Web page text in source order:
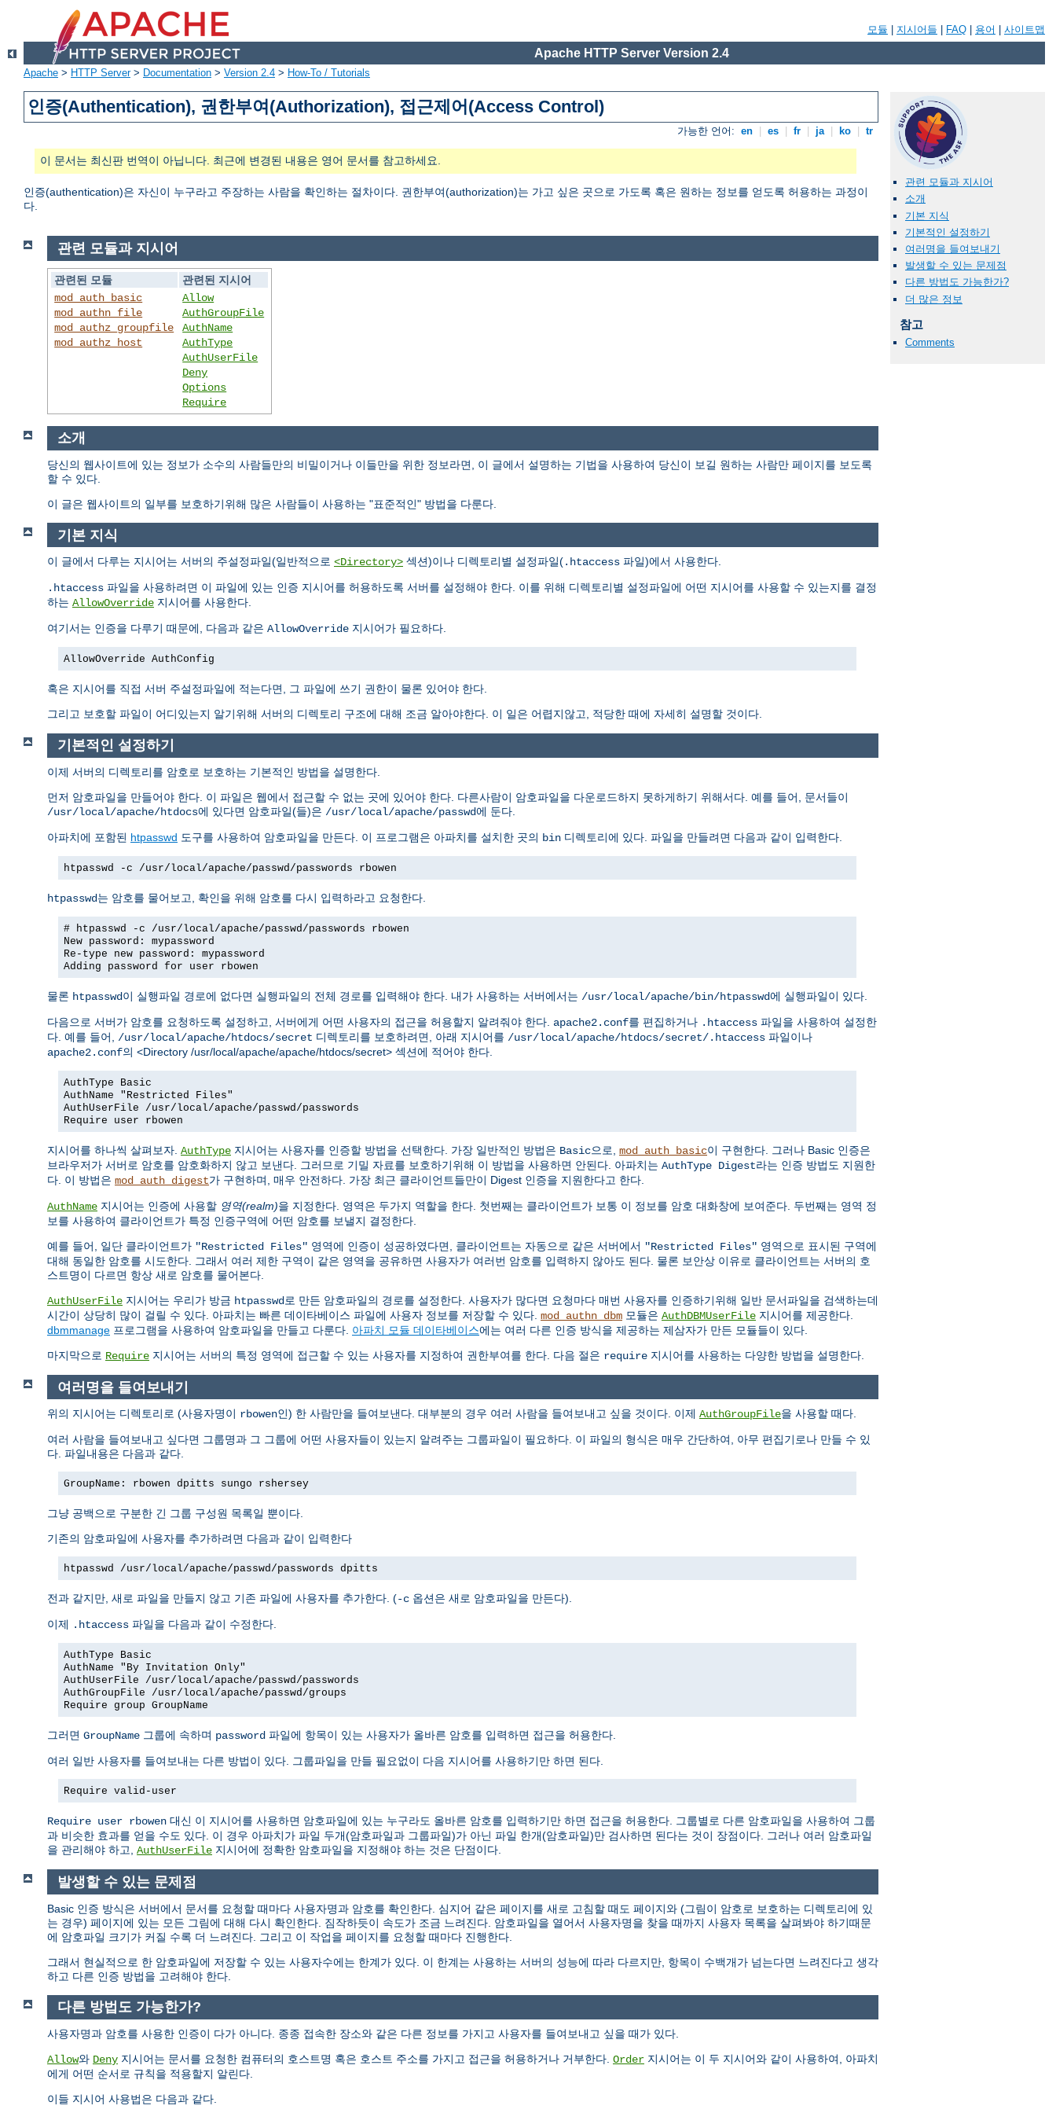
모듈 지시어들 FAQ 용어 사이트맵
Apache HTTP Server Version 2.4
Apache > HTTP Server> Documentation > Version 2.4 > How-To / Tutorials
인증(Authentication), 권한부여(Authorization), 접근제어(Access Control)
가능한 언어: en es fr ja ko tr
이 문서는 최신판 번역이 아닙니다. 최근에 변경된 내용은 영어 문서를 참고하세요.
인증(authentication)은 자신이 누구라고 주장하는 사람을 확인하는 절차이다. 권한부여(authorization)는 가고 싶은 곳으로 가도록 혹은 원하는 정보를 얻도록 허용하는 과정이
다.
관련 모듈과 지시어
소개
기본 지식
기본적인 설정하기
여러명을 들여보내기
발생할 수 있는 문제점
다른 방법도 가능한가?
더 많은 정보
참고
Comments
관련 모듈과 지시어
관련된 모듈
관련된 지시어
mod_auth_basic
mod_authn_file
mod_authz_groupfile
mod_authz_host
Allow
AuthGroupFile
AuthName
AuthType
AuthUserFile
Deny
Options
Require
소개
당신의 웹사이트에 있는 정보가 소수의 사람들만의 비밀이거나 이들만을 위한 정보라면, 이 글에서 설명하는 기법을 사용하여 당신이 보길 원하는 사람만 페이지를 보도록
할 수 있다.
이 글은 웹사이트의 일부를 보호하기위해 많은 사람들이 사용하는 "표준적인" 방법을 다룬다.
기본 지식
이 글에서 다루는 지시어는 서버의 주설정파일(일반적으로 <Directory> 섹션)이나 디렉토리별 설정파일(.htaccess 파일)에서 사용한다.
.htaccess 파일을 사용하려면 이 파일에 있는 인증 지시어를 허용하도록 서버를 설정해야 한다. 이를 위해 디렉토리별 설정파일에 어떤 지시어를 사용할 수 있는지를 결정
하는 AllowOverride 지시어를 사용한다.
여기서는 인증을 다루기 때문에, 다음과 같은 AllowOverride 지시어가 필요하다.
AllowOverride AuthConfig
혹은 지시어를 직접 서버 주설정파일에 적는다면, 그 파일에 쓰기 권한이 물론 있어야 한다.
그리고 보호할 파일이 어디있는지 알기위해 서버의 디렉토리 구조에 대해 조금 알아야한다. 이 일은 어렵지않고, 적당한 때에 자세히 설명할 것이다.
기본적인 설정하기
이제 서버의 디렉토리를 암호로 보호하는 기본적인 방법을 설명한다.
먼저 암호파일을 만들어야 한다. 이 파일은 웹에서 접근할 수 없는 곳에 있어야 한다. 다른사람이 암호파일을 다운로드하지 못하게하기 위해서다. 예를 들어, 문서들이
/usr/local/apache/htdocs에 있다면 암호파일(들)은 /usr/local/apache/passwd에 둔다.
아파치에 포함된 htpasswd 도구를 사용하여 암호파일을 만든다. 이 프로그램은 아파치를 설치한 곳의 bin 디렉토리에 있다. 파일을 만들려면 다음과 같이 입력한다.
htpasswd -c /usr/local/apache/passwd/passwords rbowen
htpasswd는 암호를 물어보고, 확인을 위해 암호를 다시 입력하라고 요청한다.
# htpasswd -c /usr/local/apache/passwd/passwords rbowen
New password: mypassword
Re-type new password: mypassword
Adding password for user rbowen
물론 htpasswd이 실행파일 경로에 없다면 실행파일의 전체 경로를 입력해야 한다. 내가 사용하는 서버에서는 /usr/local/apache/bin/htpasswd에 실행파일이 있다.
다음으로 서버가 암호를 요청하도록 설정하고, 서버에게 어떤 사용자의 접근을 허용할지 알려줘야 한다. apache2.conf를 편집하거나 .htaccess 파일을 사용하여 설정한
다. 예를 들어, /usr/local/apache/htdocs/secret 디렉토리를 보호하려면, 아래 지시어를 /usr/local/apache/htdocs/secret/.htaccess 파일이나
apache2.conf의 <Directory /usr/local/apache/apache/htdocs/secret> 섹션에 적어야 한다.
AuthType Basic
AuthName "Restricted Files"
AuthUserFile /usr/local/apache/passwd/passwords
Require user rbowen
지시어를 하나씩 살펴보자. AuthType 지시어는 사용자를 인증할 방법을 선택한다. 가장 일반적인 방법은 Basic으로, mod_auth_basic이 구현한다. 그러나 Basic 인증은
브라우저가 서버로 암호를 암호화하지 않고 보낸다. 그러므로 기밀 자료를 보호하기위해 이 방법을 사용하면 안된다. 아파치는 AuthType Digest라는 인증 방법도 지원한
다. 이 방법은 mod_auth_digest가 구현하며, 매우 안전하다. 가장 최근 클라이언트들만이 Digest 인증을 지원한다고 한다.
AuthName 지시어는 인증에 사용할 영역(realm)을 지정한다. 영역은 두가지 역할을 한다. 첫번째는 클라이언트가 보통 이 정보를 암호 대화창에 보여준다. 두번째는 영역 정
보를 사용하여 클라이언트가 특정 인증구역에 어떤 암호를 보낼지 결정한다.
예를 들어, 일단 클라이언트가 "Restricted Files" 영역에 인증이 성공하였다면, 클라이언트는 자동으로 같은 서버에서 "Restricted Files" 영역으로 표시된 구역에
대해 동일한 암호를 시도한다. 그래서 여러 제한 구역이 같은 영역을 공유하면 사용자가 여러번 암호를 입력하지 않아도 된다. 물론 보안상 이유로 클라이언트는 서버의 호
스트명이 다르면 항상 새로 암호를 물어본다.
AuthUserFile 지시어는 우리가 방금 htpasswd 로 만든 암호파일의 경로를 설정한다. 사용자가 많다면 요청마다 매번 사용자를 인증하기위해 일반 문서파일을 검색하는데
시간이 상당히 많이 걸릴 수 있다. 아파치는 빠른 데이타베이스 파일에 사용자 정보를 저장할 수 있다. mod_authn_dbm 모듈은 AuthDBMUserFile 지시어를 제공한다.
dbmmanage 프로그램을 사용하여 암호파일을 만들고 다룬다. 아파치 모듈 데이타베이스에는 여러 다른 인증 방식을 제공하는 제삼자가 만든 모듈들이 있다.
마지막으로 Require 지시어는 서버의 특정 영역에 접근할 수 있는 사용자를 지정하여 권한부여를 한다. 다음 절은 require 지시어를 사용하는 다양한 방법을 설명한다.
여러명을 들여보내기
위의 지시어는 디렉토리로 (사용자명이 rbowen인) 한 사람만을 들여보낸다. 대부분의 경우 여러 사람을 들여보내고 싶을 것이다. 이제 AuthGroupFile을 사용할 때다.
여러 사람을 들여보내고 싶다면 그룹명과 그 그룹에 어떤 사용자들이 있는지 알려주는 그룹파일이 필요하다. 이 파일의 형식은 매우 간단하여, 아무 편집기로나 만들 수 있
다. 파일내용은 다음과 같다.
GroupName: rbowen dpitts sungo rshersey
그냥 공백으로 구분한 긴 그룹 구성원 목록일 뿐이다.
기존의 암호파일에 사용자를 추가하려면 다음과 같이 입력한다
htpasswd /usr/local/apache/passwd/passwords dpitts
전과 같지만, 새로 파일을 만들지 않고 기존 파일에 사용자를 추가한다. (-c 옵션은 새로 암호파일을 만든다).
이제 .htaccess 파일을 다음과 같이 수정한다.
AuthType Basic
AuthName "By Invitation Only"
AuthUserFile /usr/local/apache/passwd/passwords
AuthGroupFile /usr/local/apache/passwd/groups
Require group GroupName
그러면 GroupName 그룹에 속하며 password 파일에 항목이 있는 사용자가 올바른 암호를 입력하면 접근을 허용한다.
여러 일반 사용자를 들여보내는 다른 방법이 있다. 그룹파일을 만들 필요없이 다음 지시어를 사용하기만 하면 된다.
Require valid-user
Require user rbowen 대신 이 지시어를 사용하면 암호파일에 있는 누구라도 올바른 암호를 입력하기만 하면 접근을 허용한다. 그룹별로 다른 암호파일을 사용하여 그룹
과 비슷한 효과를 얻을 수도 있다. 이 경우 아파치가 파일 두개(암호파일과 그룹파일)가 아닌 파일 한개(암호파일)만 검사하면 된다는 것이 장점이다. 그러나 여러 암호파일
을 관리해야 하고, AuthUserFile 지시어에 정확한 암호파일을 지정해야 하는 것은 단점이다.
발생할 수 있는 문제점
Basic 인증 방식은 서버에서 문서를 요청할 때마다 사용자명과 암호를 확인한다. 심지어 같은 페이지를 새로 고침할 때도 페이지와 (그림이 암호로 보호하는 디렉토리에 있
는 경우) 페이지에 있는 모든 그림에 대해 다시 확인한다. 짐작하듯이 속도가 조금 느려진다. 암호파일을 열어서 사용자명을 찾을 때까지 사용자 목록을 살펴봐야 하기때문
에 암호파일 크기가 커질 수록 더 느려진다. 그리고 이 작업을 페이지를 요청할 때마다 진행한다.
그래서 현실적으로 한 암호파일에 저장할 수 있는 사용자수에는 한계가 있다. 이 한계는 사용하는 서버의 성능에 따라 다르지만, 항목이 수백개가 넘는다면 느려진다고 생각
하고 다른 인증 방법을 고려해야 한다.
다른 방법도 가능한가?
사용자명과 암호를 사용한 인증이 다가 아니다. 종종 접속한 장소와 같은 다른 정보를 가지고 사용자를 들여보내고 싶을 때가 있다.
Allow와 Deny 지시어는 문서를 요청한 컴퓨터의 호스트명 혹은 호스트 주소를 가지고 접근을 허용하거나 거부한다. Order 지시어는 이 두 지시어와 같이 사용하여, 아파치
에게 어떤 순서로 규칙을 적용할지 알린다.
이들 지시어 사용법은 다음과 같다.